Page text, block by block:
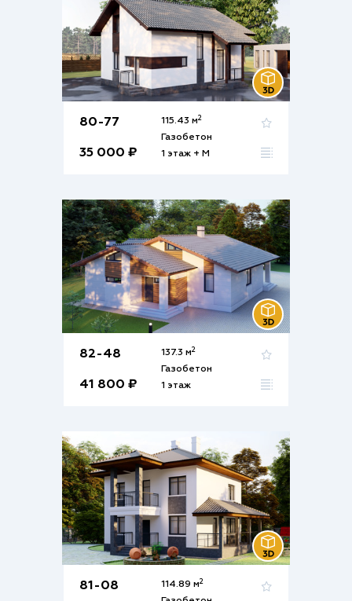
80-77
35 000 ₽
115.43 м2
Газобетон
1 этаж + М
82-48
41 800 ₽
137.3 м2
Газобетон
1 этаж
81-08 114.89 м2